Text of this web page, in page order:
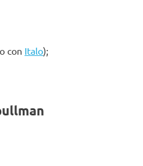
o con Italo);